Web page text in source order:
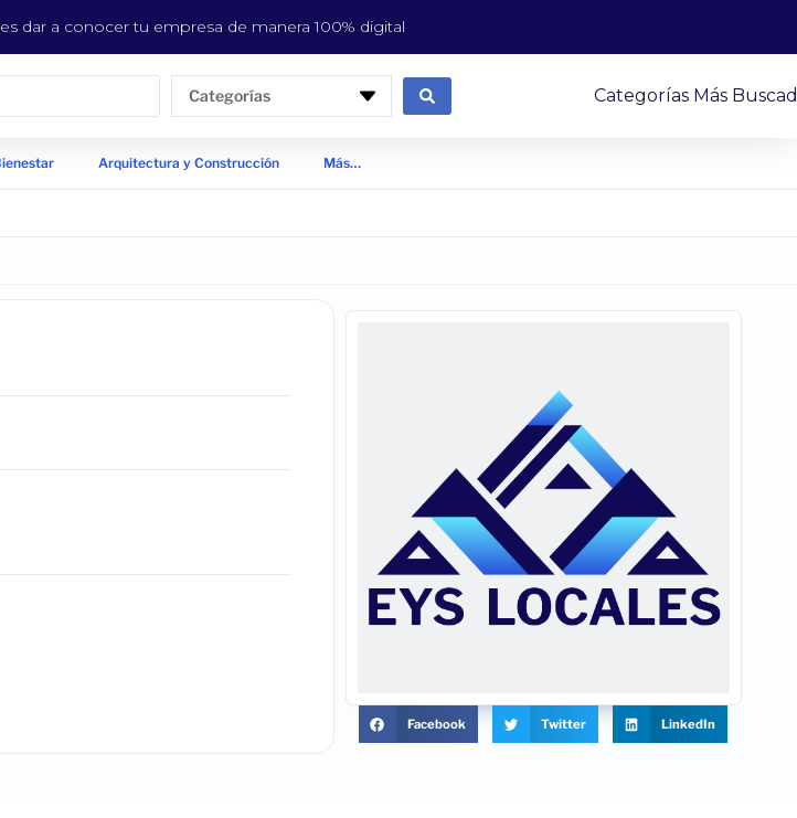
dar a conocer tu empresa de manera 100% digital
Categorías Categorías Más
Arquitectura y Construcción Más…
Facebook Twitter LinkedIn